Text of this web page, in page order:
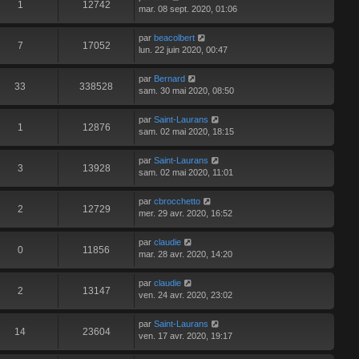
1 12742
mar. 08 sept. 2020, 01:06
7 17052
par beacolbert
lun. 22 juin 2020, 00:47
33 338528
par Bernard
sam. 30 mai 2020, 08:50
1 12876
par Saint-Laurans
sam. 02 mai 2020, 18:15
3 13928
par Saint-Laurans
sam. 02 mai 2020, 11:01
2 12729
par cbrocchetto
mer. 29 avr. 2020, 16:52
0 11856
par claudie
mar. 28 avr. 2020, 14:20
2 13147
par claudie
ven. 24 avr. 2020, 23:02
14 23604
par Saint-Laurans
ven. 17 avr. 2020, 19:17